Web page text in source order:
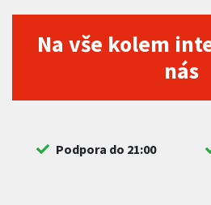
Na vše kolem
nás
Podpora do 21:00